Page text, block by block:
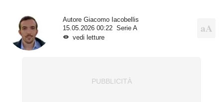
Autore Giacomo Iacobellis
15.05.2026 00:22
Serie A
vedi letture